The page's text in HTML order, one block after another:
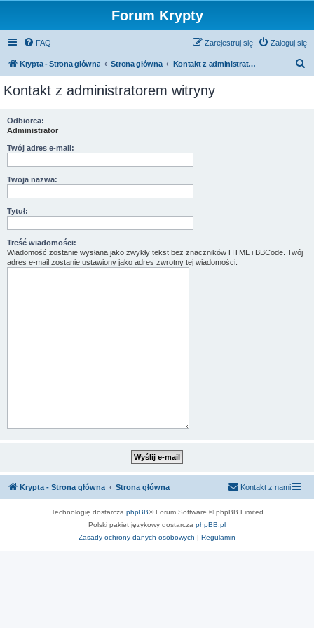
Forum Krypty
FAQ Zaloguj się
Zarejestruj się
Krypta - Strona główna Strona główna Kontakt z administratorem witryny
Kontakt z administratorem witryny
Odbiorca:
Administrator
Twój adres e-mail:
Twoja nazwa:
Tytuł:
Treść wiadomości:
Wiadomość zostanie wysłana jako zwykły tekst bez znaczników HTML i BBCode. Twój
adres e-mail zostanie ustawiony jako adres zwrotny tej wiadomości.
Krypta - Strona główna Strona główna Kontakt z nami
Technologię dostarcza phpBB® Forum Software © phpBB Limited
Polski pakiet językowy dostarcza phpBB.pl
Zasady ochrony danych osobowych | Regulamin